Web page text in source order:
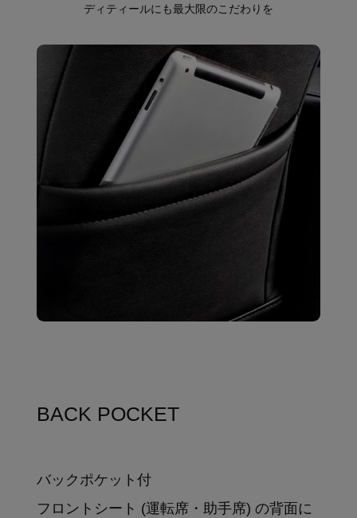
ディティールにも最大限のこだわりを
BACK POCKET
バックポケット付
フロントシート (運転席・助手席) の背面に